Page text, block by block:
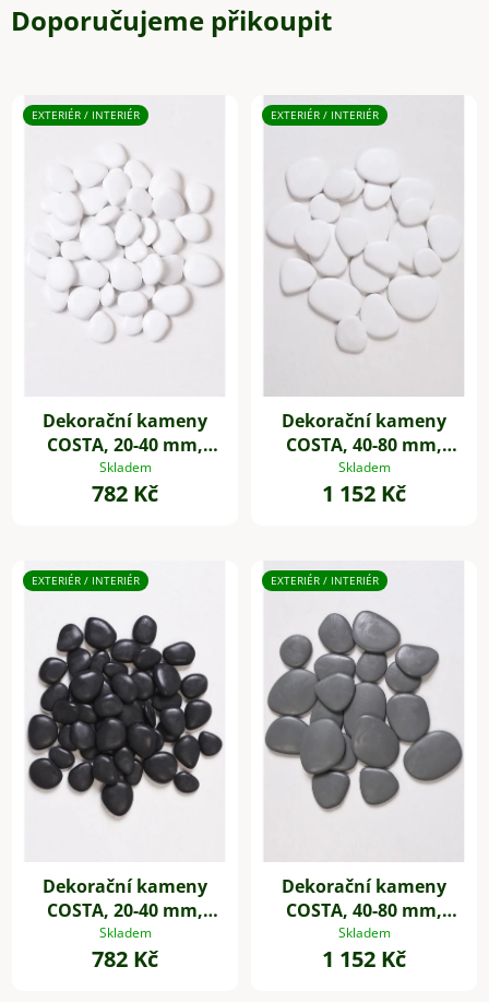
Doporučujeme přikoupit
EXTERIÉR / INTERIÉR
Dekorační kameny
COSTA, 20-40 mm,
plast, bílá
Skladem
782 Kč
EXTERIÉR / INTERIÉR
Dekorační kameny
COSTA, 40-80 mm,
plast, bílá
Skladem
1 152 Kč
EXTERIÉR / INTERIÉR
Dekorační kameny
COSTA, 20-40 mm,
plast, černá
Skladem
782 Kč
EXTERIÉR / INTERIÉR
Dekorační kameny
COSTA, 40-80 mm,
plast, šedá
Skladem
1 152 Kč